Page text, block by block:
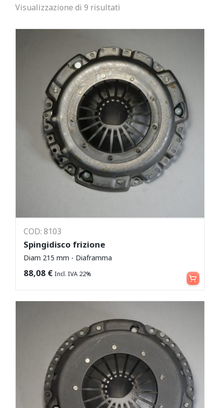
Visualizzazione di 9 risultati
COD: 8103
Spingidisco frizione
Diam 215 mm - Diaframma
88,08 € Incl. IVA 22% Aggiungi al carrello